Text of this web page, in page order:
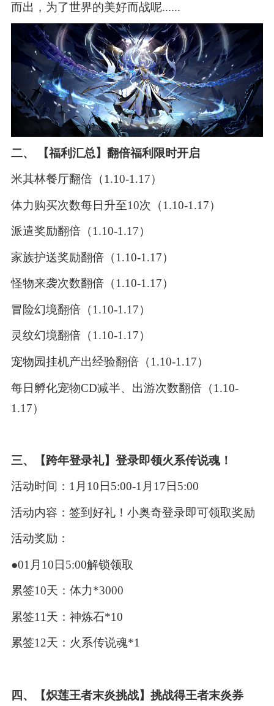
而出，为了世界的美好而战呢......
二、 【福利汇总】翻倍福利限时开启
米其林餐厅翻倍（1.10-1.17）
体力购买次数每日升至10次（1.10-1.17）
派遣奖励翻倍（1.10-1.17）
家族护送奖励翻倍（1.10-1.17）
怪物来袭次数翻倍（1.10-1.17）
冒险幻境翻倍（1.10-1.17）
灵纹幻境翻倍（1.10-1.17）
宠物园挂机产出经验翻倍（1.10-1.17）
每日孵化宠物CD减半、出游次数翻倍（1.10-
1.17）
三、【跨年登录礼】登录即领火系传说魂！
活动时间：1月10日5:00-1月17日5:00
活动内容：签到好礼！小奥奇登录即可领取奖励
活动奖励：
●01月10日5:00解锁领取
累签10天：体力*3000
累签11天：神炼石*10
累签12天：火系传说魂*1
四、【炽莲王者末炎挑战】挑战得王者末炎券